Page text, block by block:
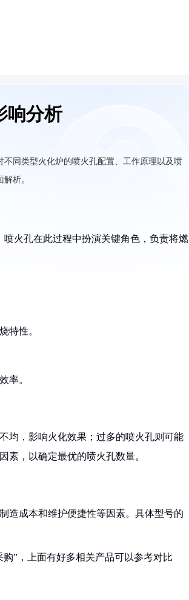
响分析
同类型火化炉的喷火孔配置、工作原理以及喷
析。
火孔在此过程中扮演关键角色，负责将燃
特性。
率。
均，影响火化效果；过多的喷火孔则可能
素，以确定最优的喷火孔数量。
造成本和维护便捷性等因素。具体型号的
”，上面有好多相关产品可以参考对比